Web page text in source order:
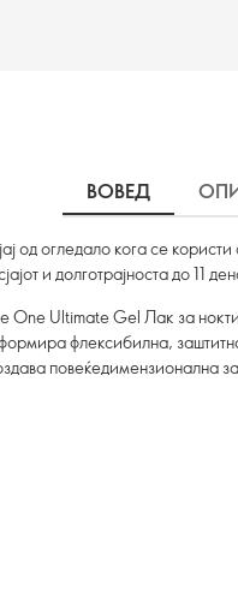
ВОВЕД
од огледало кога се
и долготрајноста до 11
One Ultimate Gel Лак за нокти
флексибилна,
повеќедимензионална